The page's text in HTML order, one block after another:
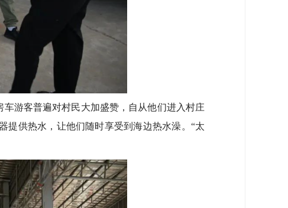
游客普遍对村民大加盛赞，自从他们进入村庄
提供热水，让他们随时享受到海边热水澡。“太